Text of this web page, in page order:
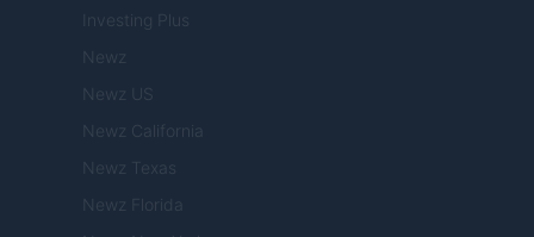
Investing Plus
Newz
Newz US
Newz California
Newz Texas
Newz Florida